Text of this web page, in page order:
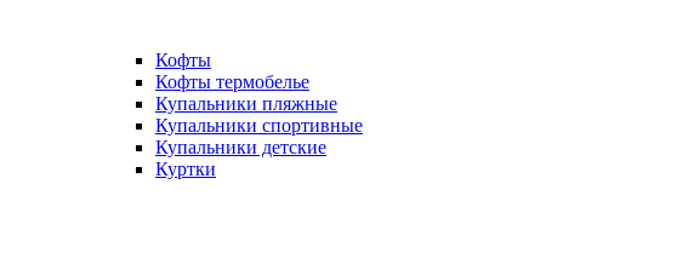
Кофты
Кофты термобелье
Купальники пляжные
Купальники спортивные
Купальники детские
Куртки